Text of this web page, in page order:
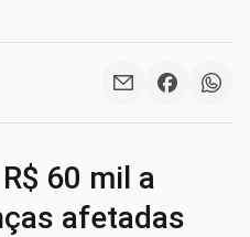
60 mil a
afetadas